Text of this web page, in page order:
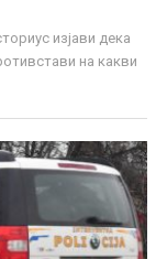
изјави дека
на какви